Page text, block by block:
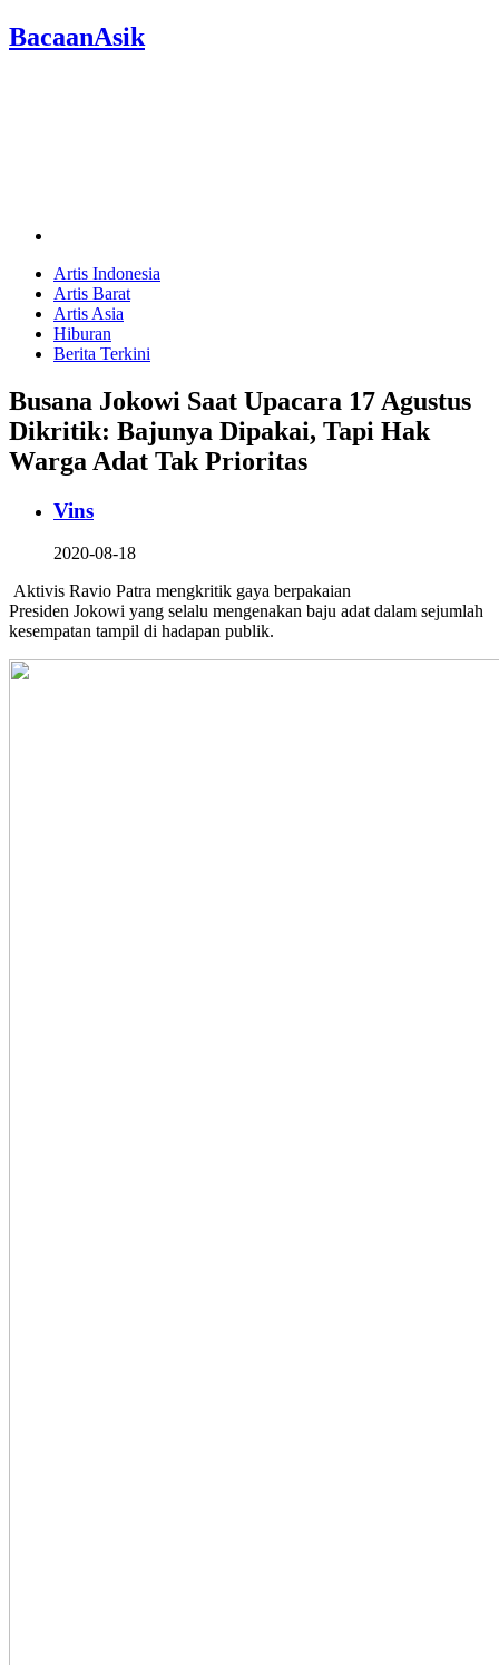
BacaanAsik
Artis Indonesia
Artis Barat
Artis Asia
Hiburan
Berita Terkini
Busana Jokowi Saat Upacara 17 Agustus
Dikritik: Bajunya Dipakai, Tapi Hak
Warga Adat Tak Prioritas
Vins
2020-08-18
Aktivis Ravio Patra mengkritik gaya berpakaian
Presiden Jokowi yang selalu mengenakan baju adat dalam sejumlah
kesempatan tampil di hadapan publik.